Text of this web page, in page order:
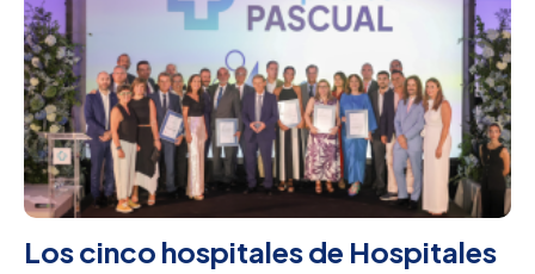
Los cinco hospitales de Hospitales